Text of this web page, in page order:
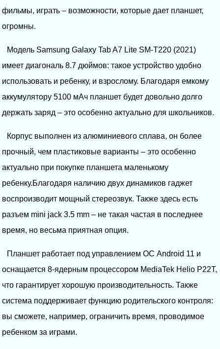
фильмы, играть – возможности, которые дает планшет,
огромны.
Модель Samsung Galaxy Tab A7 Lite SM-T220 (2021)
имеет диагональ 8.7 дюймов: такое устройство удобно
использовать и ребенку, и взрослому. Благодаря емкому
аккумулятору 5100 мАч планшет будет довольно долго
держать заряд – это особенно актуально для школьников.
Корпус выполнен из алюминиевого сплава, он более
прочный, чем пластиковые варианты – это особенно
актуально при покупке планшета маленькому
ребенку.Благодаря наличию двух динамиков гаджет
воспроизводит мощный стереозвук. Также здесь есть
разъем mini jack 3.5 mm – не такая частая в последнее
время, но весьма приятная опция.
Планшет работает под управлением ОС Android 11 и
оснащается 8-ядерным процессором MediaTek Helio P22T,
что гарантирует хорошую производительность. Также
система поддерживает функцию родительского контроля:
вы сможете, например, ограничить время, проводимое
ребенком за играми.